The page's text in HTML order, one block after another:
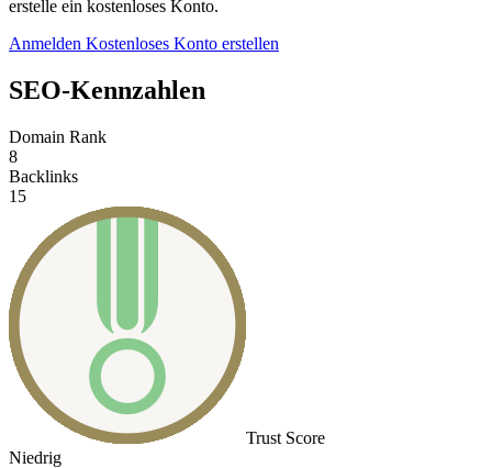
erstelle ein kostenloses Konto.
Anmelden Kostenloses Konto erstellen
SEO-Kennzahlen
Domain Rank
8
Backlinks
15
Trust Score
Niedrig